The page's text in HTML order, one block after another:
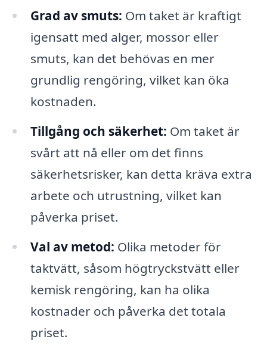
Grad av smuts: Om taket är kraftigt
igensatt med alger, mossor eller
smuts, kan det behövas en mer
grundlig rengöring, vilket kan öka
kostnaden.
Tillgång och säkerhet: Om taket är
svårt att nå eller om det finns
säkerhetsrisker, kan detta kräva extra
arbete och utrustning, vilket kan
påverka priset.
Val av metod: Olika metoder för
taktvätt, såsom högtryckstvätt eller
kemisk rengöring, kan ha olika
kostnader och påverka det totala
priset.